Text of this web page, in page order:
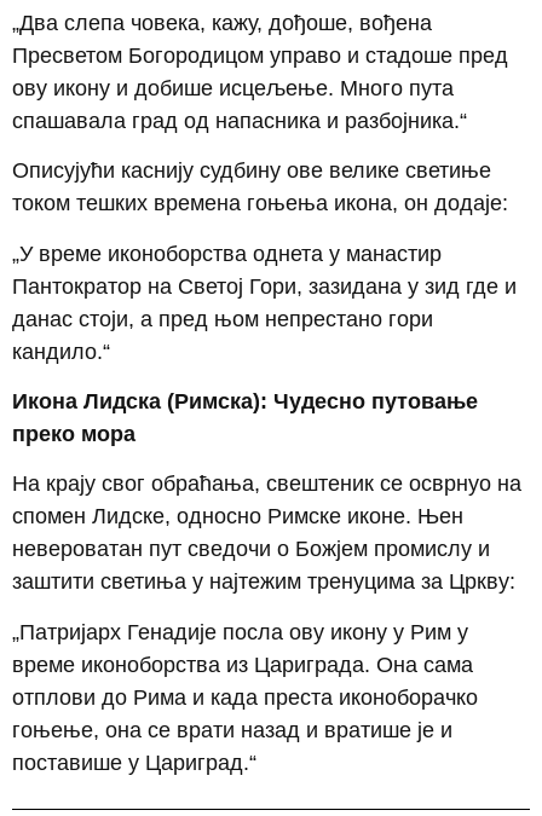
„Два слепа човека, кажу, дођоше, вођена
Пресветом Богородицом управо и стадоше пред
ову икону и добише исцељење. Много пута
спашавала град од напасника и разбојника.“
Описујући каснију судбину ове велике светиње
током тешких времена гоњења икона, он додаје:
„У време иконоборства однета у манастир
Пантократор на Светој Гори, зазидана у зид где и
данас стоји, а пред њом непрестано гори
кандило.“
Икона Лидска (Римска): Чудесно путовање
преко мора
На крају свог обраћања, свештеник се осврнуо на
спомен Лидске, односно Римске иконе. Њен
невероватан пут сведочи о Божјем промислу и
заштити светиња у најтежим тренуцима за Цркву:
„Патријарх Генадије посла ову икону у Рим у
време иконоборства из Цариграда. Она сама
отплови до Рима и када преста иконоборачко
гоњење, она се врати назад и вратише је и
поставише у Цариград.“